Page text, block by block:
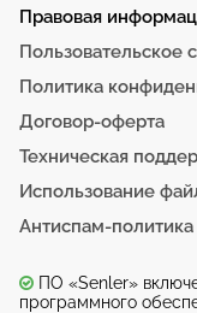
Правовая
Пользовательское
Политика
Договор-оферта
Техническая
Использование
Антиспам-политика
ПО «Senler»
программного